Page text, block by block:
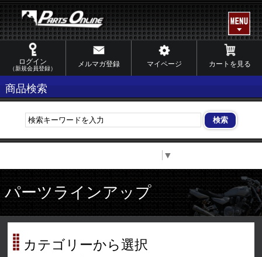
ログイン
（新規会員登録）
メルマガ登録 マイページ カートを見る
商品検索
▼
パーツラインアップ
カテゴリーから選択